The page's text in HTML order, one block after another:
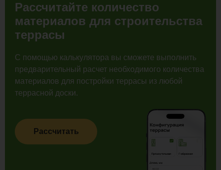
Рассчитайте количество
материалов для строительства
террасы
С помощью калькулятора вы сможете выполнить
предварительный расчет необходимого количества
материалов для постройки террасы из любой
террасной доски.
Рассчитать